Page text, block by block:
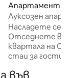
4,93 от 5,
Апартамент –
н
Луксозен
Prohibition
Насладете се
Отседнете в
квартала на Сухия
стаи за гости
на градината